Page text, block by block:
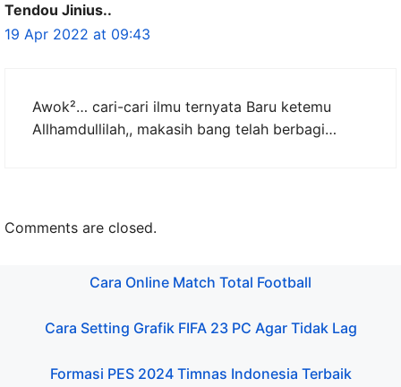
Tendou Jinius..
19 Apr 2022 at 09:43
Awok²… cari-cari ilmu ternyata Baru ketemu
Allhamdullilah,, makasih bang telah berbagi…
Comments are closed.
Cara Online Match Total Football
Cara Setting Grafik FIFA 23 PC Agar Tidak Lag
Formasi PES 2024 Timnas Indonesia Terbaik